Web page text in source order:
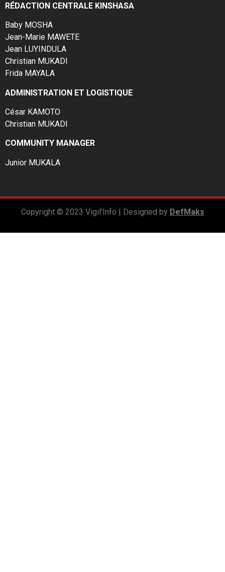
RÉDACTION CENTRALE KINSHASA
Baby MOSHA
Jean-Marie MAWETE
Jean LUYINDULA
Christian MUKADI
Frida MAYALA
ADMINISTRATION ET LOGISTIQUE
César KAMOTO
Christian MUKADI
COMMUNITY MANAGER
Junior MUKALA
Copyright © 2023 Vigil’Info | Designed by DefMaks